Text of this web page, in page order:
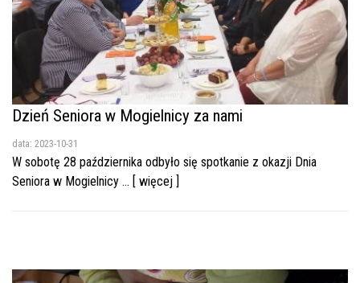
Dzień Seniora w Mogielnicy za nami
data: 2023-10-31
W sobotę 28 października odbyło się spotkanie z okazji Dnia
Seniora w Mogielnicy ... [ więcej ]